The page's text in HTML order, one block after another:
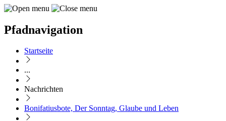
Pfadnavigation
Startseite
...
Nachrichten
Bonifatiusbote, Der Sonntag, Glaube und Leben